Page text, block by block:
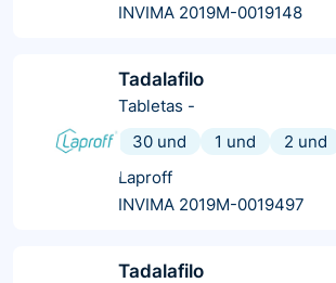
INVIMA 2019M-0019148
Tadalafilo
Tabletas -
30 und
1 und
2 und
Laproff
INVIMA 2019M-0019497
Tadalafilo